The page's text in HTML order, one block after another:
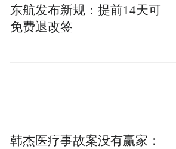
侵入人体。李斯特菌感染后
症状、菌血症表现、脑膜炎
菌就更容易“兴风作浪”，会
东航发布新规：提前14天可
免费退改签
韩杰医疗事故案没有赢家：